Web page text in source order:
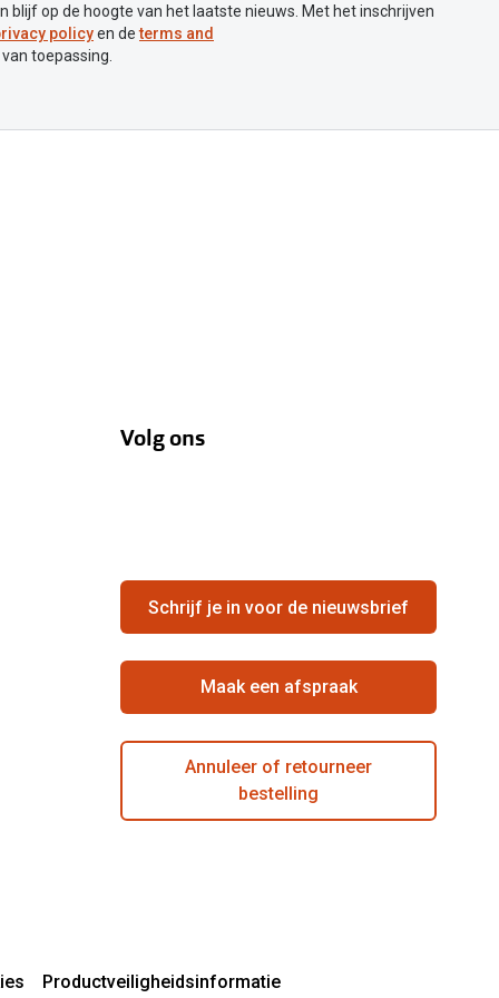
blijf op de hoogte van het laatste nieuws. Met het inschrijven
policyen determs and
toepassing.
Volg ons
Schrijf je in voor de nieuwsbrief
Maak een afspraak
Annuleer of retourneer
bestelling
Productveiligheidsinformatie